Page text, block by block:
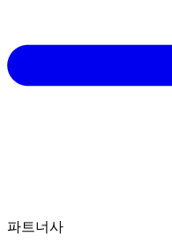
파트너사